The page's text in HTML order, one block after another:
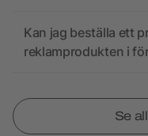
Kan jag beställa ett
reklamprodukten i
Se